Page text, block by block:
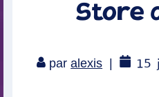
Store
paralexis 15